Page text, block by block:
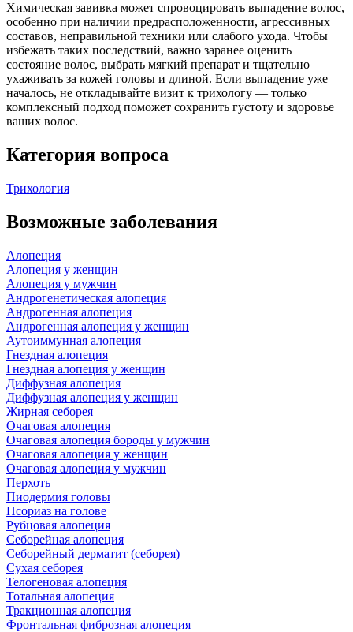
Химическая завивка может спровоцировать выпадение волос,
особенно при наличии предрасположенности, агрессивных
составов, неправильной техники или слабого ухода. Чтобы
избежать таких последствий, важно заранее оценить
состояние волос, выбрать мягкий препарат и тщательно
ухаживать за кожей головы и длиной. Если выпадение уже
началось, не откладывайте визит к трихологу — только
комплексный подход поможет сохранить густоту и здоровье
ваших волос.
Категория вопроса
Трихология
Возможные заболевания
Алопеция
Алопеция у женщин
Алопеция у мужчин
Андрогенетическая алопеция
Андрогенная алопеция
Андрогенная алопеция у женщин
Аутоиммунная алопеция
Гнездная алопеция
Гнездная алопеция у женщин
Диффузная алопеция
Диффузная алопеция у женщин
Жирная себорея
Очаговая алопеция
Очаговая алопеция бороды у мужчин
Очаговая алопеция у женщин
Очаговая алопеция у мужчин
Перхоть
Пиодермия головы
Псориаз на голове
Рубцовая алопеция
Себорейная алопеция
Себорейный дерматит (себорея)
Сухая себорея
Телогеновая алопеция
Тотальная алопеция
Тракционная алопеция
Фронтальная фиброзная алопеция